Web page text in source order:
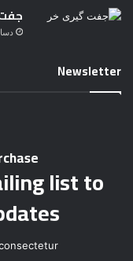
دسامبر
Newsletter
list to